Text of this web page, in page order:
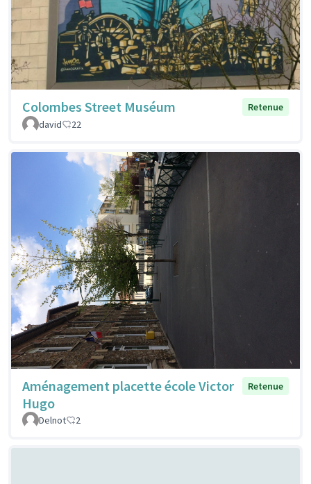
Colombes Street Muséum
Retenue
david
22
Aménagement placette école Victor
Hugo
Retenue
Delnot 2